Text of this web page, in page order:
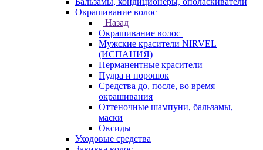
Окрашивание волос
Назад
Окрашивание волос
Мужские красители NIRVEL
(ИСПАНИЯ)
Перманентные красители
Пудра и порошок
Средства до, после, во время
окрашивания
Оттеночные шампуни, бальзамы,
маски
Оксиды
Уходовые средства